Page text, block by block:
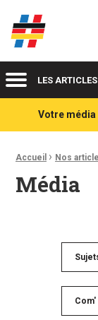
Acteurs du franco-
MenuLES ARTICLES
Votre média
Fil d'Ariane :
Accueil › Nos
Média
Com'